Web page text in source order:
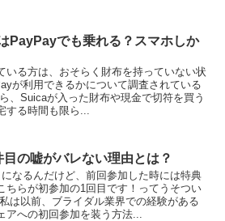
PayPayでも乗れる？スマホしか
いる方は、おそらく財布を持っていない状
が利用できるかについて調査されている
、Suicaが入った財布や現金で切符を買う
る時間も限ら...
の嘘がバレない理由とは？
なるんだけど、前回参加した時には特典
らが初参加の1回目です！ってうそつい
は以前、ブライダル業界での経験がある
への初回参加を装う方法...